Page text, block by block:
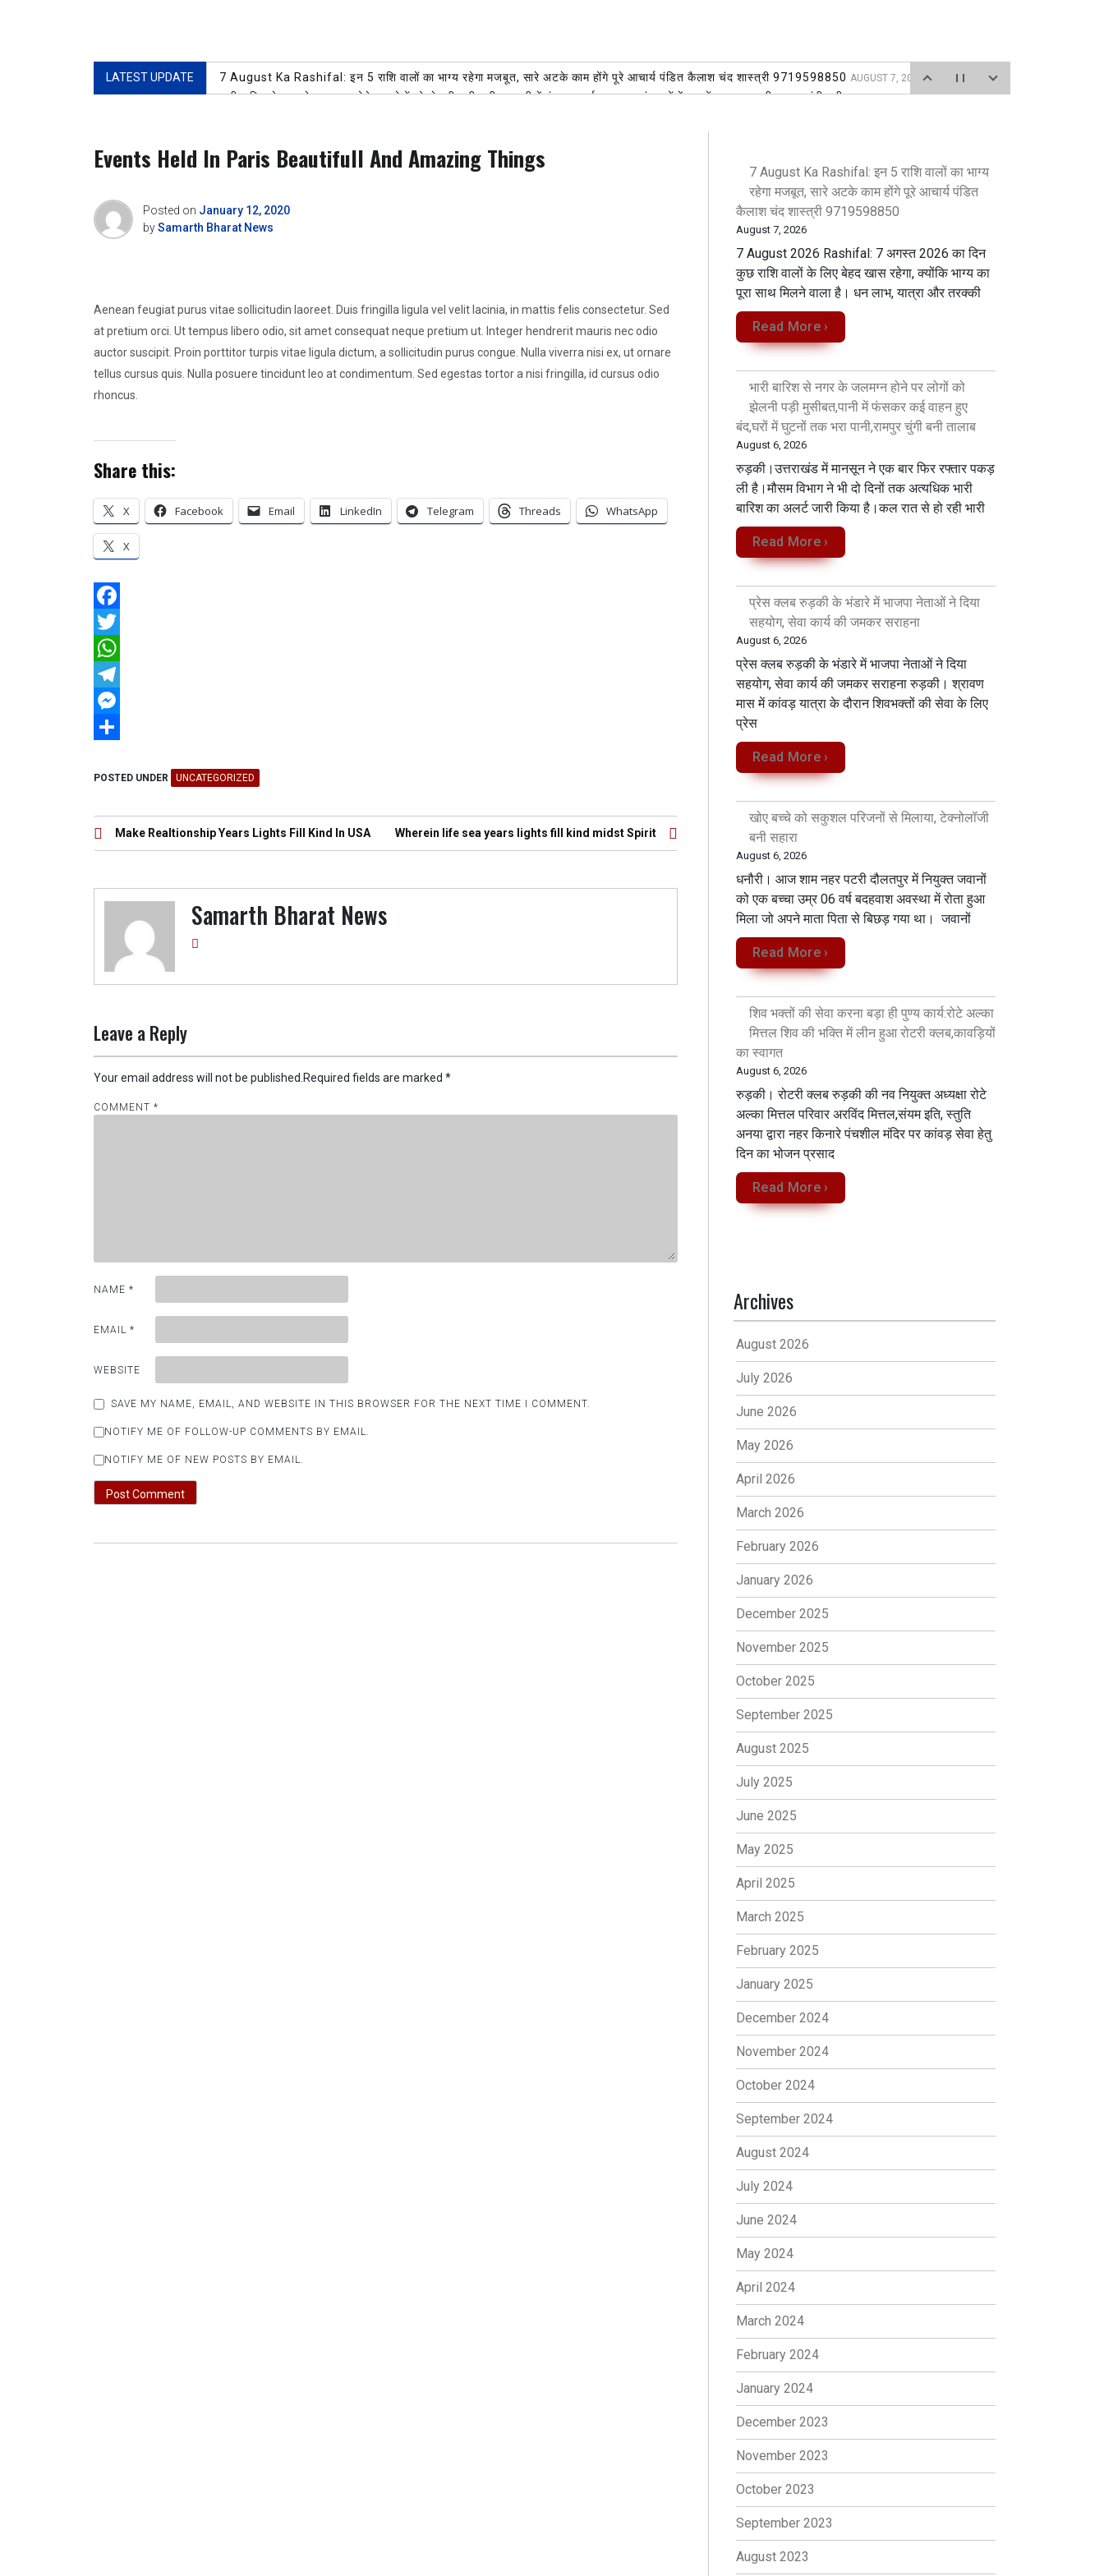
LATEST UPDATE 7 August Ka Rashifal: इन 5 राशि वालों का भाग्य रहेगा मजबूत, सारे अटके काम होंगे पूरे आचार्य पंडित कैलाश चंद शास्त्री 9719598850 AUGUST 7, 2026
भारी बारिश से नगर के जलमग्न होने पर लोगों को झेलनी पड़ी मुसीबत,पानी में फंसकर कई वाहन हुए बंद,घरों में घुटनों तक भरा पानी,रामपुर चुंगी बनी तालाबAUGUST 6, 2026
शिव भक्तों की सेवा करना बड़ा ही पुण्य कार्य:रोटे अल्का मित्तल शिव की भक्ति में लीन हुआ रोटरी क्लब,कावड़ियों का स्वागत
प्रथम नेशनल मास्टर्स शूटिंग बॉल चैंपियनशिप के लिए 50 प्लस पुरुष वर्ग का चयन ट्रायल 14 अगस्त को
Events Held In Paris Beautifull And Amazing Things
Posted on January 12, 2020
bySamarth Bharat News
Aenean feugiat purus vitae sollicitudin laoreet. Duis fringilla ligula vel velit lacinia, in mattis felis consectetur. Sed
at pretium orci. Ut tempus libero odio, sit amet consequat neque pretium ut. Integer hendrerit mauris nec odio
auctor suscipit. Proin porttitor turpis vitae ligula dictum, a sollicitudin purus congue. Nulla viverra nisi ex, ut ornare
tellus cursus quis. Nulla posuere tincidunt leo at condimentum. Sed egestas tortor a nisi fringilla, id cursus odio
rhoncus.
Share this:
X Facebook Email LinkedIn Telegram Threads WhatsApp
X
F
a
c
e
b
o
T
w
e
W
h
a
s
p
T
e
e
r
m
M
s
e
g
h
r
POSTED UNDER UNCATEGORIZED
Post
navigation
Make Realtionship Years Lights Fill Kind In USA Wherein life sea years lights fill kind midst Spirit
Samarth Bharat News
Leave a Reply
Your email address will not be published. Required fields are marked *
COMMENT *
NAME *
EMAIL *
WEBSITE
SAVE MY NAME, EMAIL, AND WEBSITE IN THIS BROWSER FOR THE NEXT TIME I COMMENT.
NOTIFY ME OF FOLLOW-UP COMMENTS BY EMAIL.
NOTIFY ME OF NEW POSTS BY EMAIL.
7 August Ka Rashifal: इन 5 राशि वालों का भाग्य
रहेगा मजबूत, सारे अटके काम होंगे पूरे आचार्य पंडित
कैलाश चंद शास्त्री 9719598850
August 7, 2026
7 August 2026 Rashifal: 7 अगस्त 2026 का दिन
कुछ राशि वालों के लिए बेहद खास रहेगा, क्योंकि भाग्य का
पूरा साथ मिलने वाला है। धन लाभ, यात्रा और तरक्की
Read More ›
भारी बारिश से नगर के जलमग्न होने पर लोगों को
झेलनी पड़ी मुसीबत,पानी में फंसकर कई वाहन हुए
बंद,घरों में घुटनों तक भरा पानी,रामपुर चुंगी बनी तालाब
August 6, 2026
रुड़की।उत्तराखंड में मानसून ने एक बार फिर रफ्तार पकड़
ली है।मौसम विभाग ने भी दो दिनों तक अत्यधिक भारी
बारिश का अलर्ट जारी किया है।कल रात से हो रही भारी
Read More ›
प्रेस क्लब रुड़की के भंडारे में भाजपा नेताओं ने दिया
सहयोग, सेवा कार्य की जमकर सराहना
August 6, 2026
प्रेस क्लब रुड़की के भंडारे में भाजपा नेताओं ने दिया
सहयोग, सेवा कार्य की जमकर सराहना रुड़की। श्रावण
मास में कांवड़ यात्रा के दौरान शिवभक्तों की सेवा के लिए
प्रेस
Read More ›
खोए बच्चे को सकुशल परिजनों से मिलाया, टेक्नोलॉजी
बनी सहारा
August 6, 2026
धनौरी। आज शाम नहर पटरी दौलतपुर में नियुक्त जवानों
को एक बच्चा उम्र 06 वर्ष बदहवाश अवस्था में रोता हुआ
मिला जो अपने माता पिता से बिछड़ गया था। जवानों
Read More ›
शिव भक्तों की सेवा करना बड़ा ही पुण्य कार्य:रोटे अल्का
मित्तल शिव की भक्ति में लीन हुआ रोटरी क्लब,कावड़ियों
का स्वागत
August 6, 2026
रुड़की। रोटरी क्लब रुड़की की नव नियुक्त अध्यक्षा रोटे
अल्का मित्तल परिवार अरविंद मित्तल,संयम इति, स्तुति
अनया द्वारा नहर किनारे पंचशील मंदिर पर कांवड़ सेवा‌ हेतु
दिन का भोजन प्रसाद
Read More ›
Archives
August 2026
July 2026
June 2026
May 2026
April 2026
March 2026
February 2026
January 2026
December 2025
November 2025
October 2025
September 2025
August 2025
July 2025
June 2025
May 2025
April 2025
March 2025
February 2025
January 2025
December 2024
November 2024
October 2024
September 2024
August 2024
July 2024
June 2024
May 2024
April 2024
March 2024
February 2024
January 2024
December 2023
November 2023
October 2023
September 2023
August 2023